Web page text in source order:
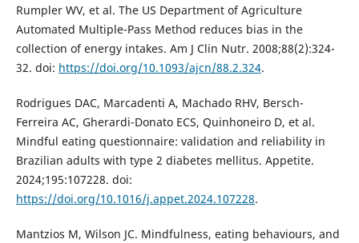
Rumpler WV, et al. The US Department of Agriculture
Automated Multiple-Pass Method reduces bias in the
collection of energy intakes. Am J Clin Nutr. 2008;88(2):324-
32. doi: https://doi.org/10.1093/ajcn/88.2.324.
Rodrigues DAC, Marcadenti A, Machado RHV, Bersch-
Ferreira AC, Gherardi-Donato ECS, Quinhoneiro D, et al.
Mindful eating questionnaire: validation and reliability in
Brazilian adults with type 2 diabetes mellitus. Appetite.
2024;195:107228. doi:
https://doi.org/10.1016/j.appet.2024.107228.
Mantzios M, Wilson JC. Mindfulness, eating behaviours, and